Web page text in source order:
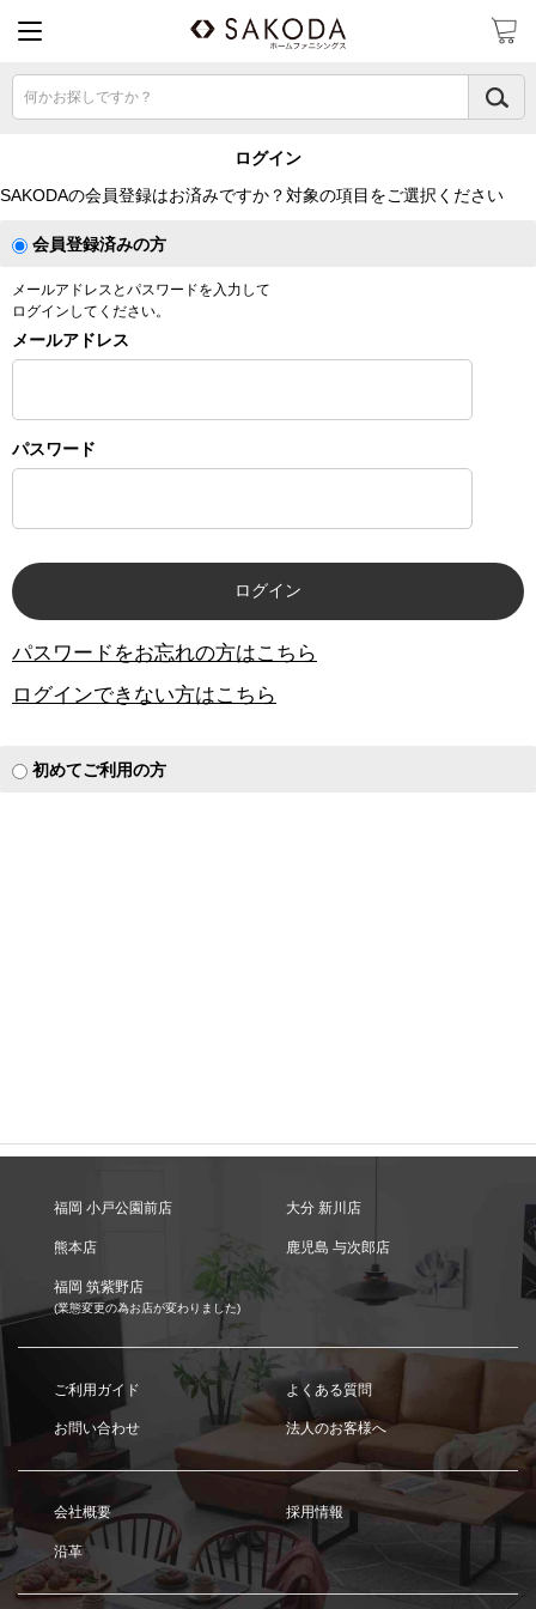
何かお探しですか？
ログイン
SAKODAの会員登録はお済みですか？対象の項目をご選択ください
会員登録済みの方
メールアドレスとパスワードを入力して
ログインしてください。
メールアドレス
パスワード
パスワードをお忘れの方はこちら
ログインできない方はこちら
初めてご利用の方
福岡 小戸公園前店 大分 新川店
熊本店 鹿児島 与次郎店
福岡 筑紫野店
(業態変更の為お店が変わりました)
ご利用ガイド よくある質問
お問い合わせ 法人のお客様へ
会社概要 採用情報
沿革